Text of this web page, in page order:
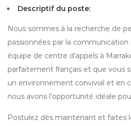
Descriptif du poste:
Nous sommes à la recherche de
passionnées par la
équipe de centre d’appels à
parfaitement français et que vous
un environnement convivial et en
nous avons l’opportunité idéale
Postulez dès maintenant et faites